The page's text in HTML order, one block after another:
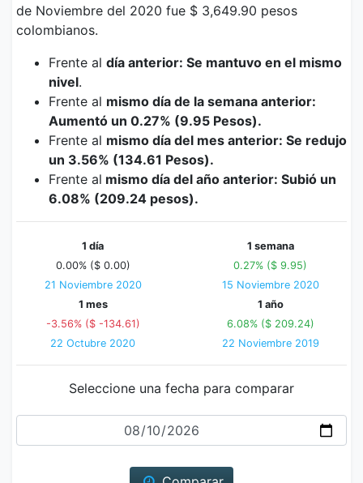
de Noviembre del 2020 fue $ 3,649.90 pesos
colombianos.
Frente al día anterior: Se mantuvo en el mismo
nivel.
Frente al mismo día de la semana anterior:
Aumentó un 0.27% (9.95 Pesos).
Frente al mismo día del mes anterior: Se redujo
un 3.56% (134.61 Pesos).
Frente al mismo día del año anterior: Subió un
6.08% (209.24 pesos).
1 día
0.00% ($ 0.00)
21 Noviembre 2020
1 semana
0.27% ($ 9.95)
15 Noviembre 2020
1 mes
-3.56% ($ -134.61)
22 Octubre 2020
1 año
6.08% ($ 209.24)
22 Noviembre 2019
Seleccione una fecha para comparar
Fecha